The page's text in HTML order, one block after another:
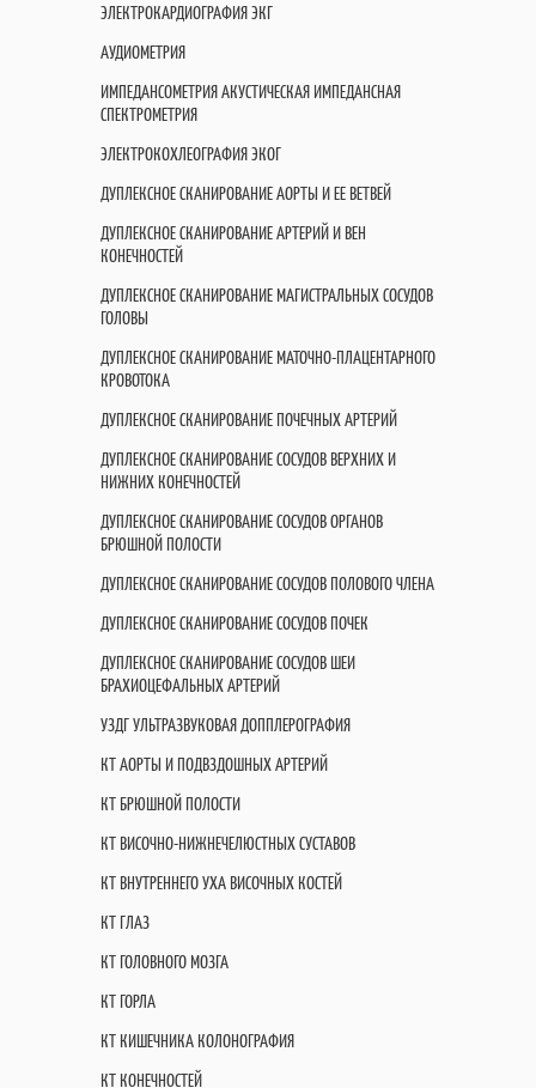
ЭЛЕКТРОКАРДИОГРАФИЯ ЭКГ
АУДИОМЕТРИЯ
ИМПЕДАНСОМЕТРИЯ АКУСТИЧЕСКАЯ ИМПЕДАНСНАЯ
СПЕКТРОМЕТРИЯ
ЭЛЕКТРОКОХЛЕОГРАФИЯ ЭКОГ
ДУПЛЕКСНОЕ СКАНИРОВАНИЕ АОРТЫ И ЕЕ ВЕТВЕЙ
ДУПЛЕКСНОЕ СКАНИРОВАНИЕ АРТЕРИЙ И ВЕН
КОНЕЧНОСТЕЙ
ДУПЛЕКСНОЕ СКАНИРОВАНИЕ МАГИСТРАЛЬНЫХ СОСУДОВ
ГОЛОВЫ
ДУПЛЕКСНОЕ СКАНИРОВАНИЕ МАТОЧНО-ПЛАЦЕНТАРНОГО
КРОВОТОКА
ДУПЛЕКСНОЕ СКАНИРОВАНИЕ ПОЧЕЧНЫХ АРТЕРИЙ
ДУПЛЕКСНОЕ СКАНИРОВАНИЕ СОСУДОВ ВЕРХНИХ И
НИЖНИХ КОНЕЧНОСТЕЙ
ДУПЛЕКСНОЕ СКАНИРОВАНИЕ СОСУДОВ ОРГАНОВ
БРЮШНОЙ ПОЛОСТИ
ДУПЛЕКСНОЕ СКАНИРОВАНИЕ СОСУДОВ ПОЛОВОГО ЧЛЕНА
ДУПЛЕКСНОЕ СКАНИРОВАНИЕ СОСУДОВ ПОЧЕК
ДУПЛЕКСНОЕ СКАНИРОВАНИЕ СОСУДОВ ШЕИ
БРАХИОЦЕФАЛЬНЫХ АРТЕРИЙ
УЗДГ УЛЬТРАЗВУКОВАЯ ДОППЛЕРОГРАФИЯ
КТ АОРТЫ И ПОДВЗДОШНЫХ АРТЕРИЙ
КТ БРЮШНОЙ ПОЛОСТИ
КТ ВИСОЧНО-НИЖНЕЧЕЛЮСТНЫХ СУСТАВОВ
КТ ВНУТРЕННЕГО УХА ВИСОЧНЫХ КОСТЕЙ
КТ ГЛАЗ
КТ ГОЛОВНОГО МОЗГА
КТ ГОРЛА
КТ КИШЕЧНИКА КОЛОНОГРАФИЯ
КТ КОНЕЧНОСТЕЙ